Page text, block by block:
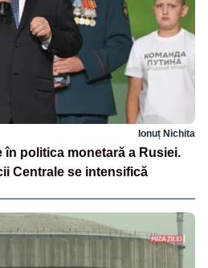
Ionuț Nichita
politica monetară a Rusiei.
Centrale se intensifică